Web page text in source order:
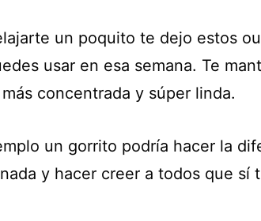
un poquito te dejo estos
usar en esa semana. Te
concentrada y súper linda.
un gorrito podría hacer la
y hacer creer a todos que sí